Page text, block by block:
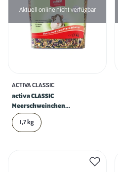
Aktuell online nicht verfügbar
ACTIVA CLASSIC
activa CLASSIC
Meerschweinchen
Premiumfutter -
Meerschweinchen
1,7 kg